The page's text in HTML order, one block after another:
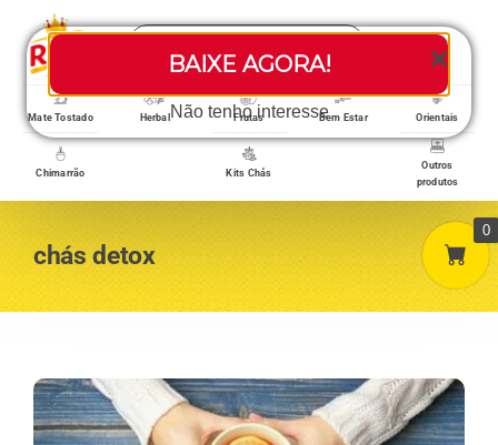
BAIXE AGORA!
Não tenho interesse
content
Search
Toggle
Loja/Produtos
Home
A empresa
Minha conta
Mate Tostado Herbal Frutas Bem Estar Orientais
Chimarrão Kits Chás
Outros
produtos
chás detox
0